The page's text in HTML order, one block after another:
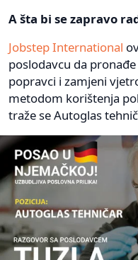
A šta bi se zapravo
Jobstep International
poslodavcu da
popravci i zamjeni
metodom korištenja
traže se Autoglas